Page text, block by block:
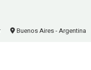
Buenos Aires - Argentina